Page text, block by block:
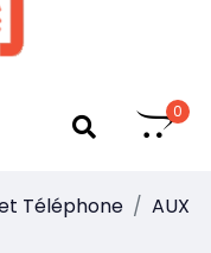
0
Téléphone
AUX